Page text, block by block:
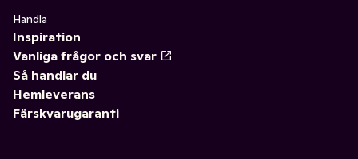
Handla
Inspiration
Vanliga frågor och svar
Så handlar du
Hemleverans
Färskvarugaranti